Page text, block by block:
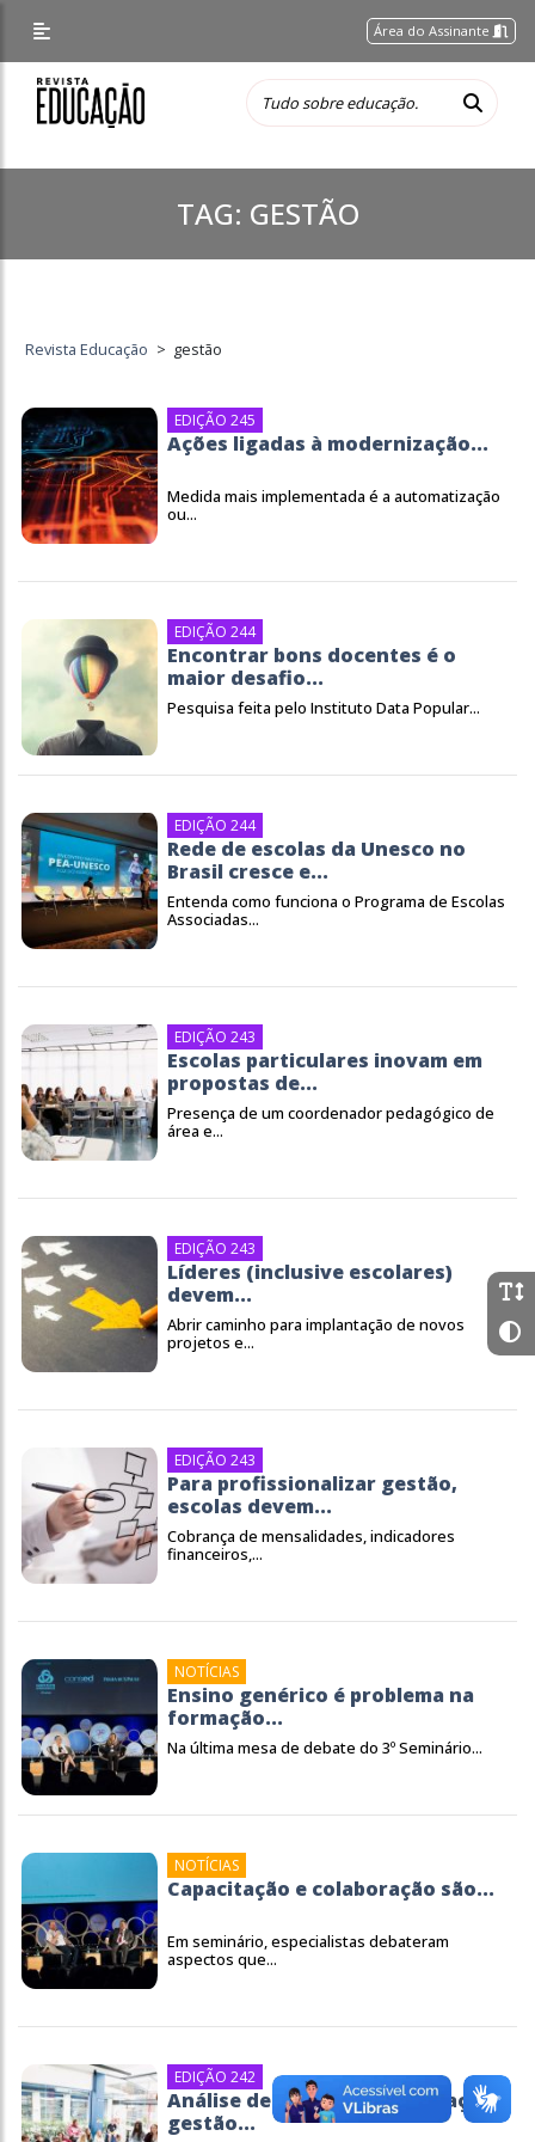
Área do Assinante
TAG: GESTÃO
Revista Educação > gestão
EDIÇÃO 245
Ações ligadas à modernização...
Medida mais implementada é a automatização
ou...
EDIÇÃO 244
Encontrar bons docentes é o
maior desafio...
Pesquisa feita pelo Instituto Data Popular...
EDIÇÃO 244
Rede de escolas da Unesco no
Brasil cresce e...
Entenda como funciona o Programa de Escolas
Associadas...
EDIÇÃO 243
Escolas particulares inovam em
propostas de...
Presença de um coordenador pedagógico de
área e...
EDIÇÃO 243
Líderes (inclusive escolares)
devem...
Abrir caminho para implantação de novos
projetos e...
EDIÇÃO 243
Para profissionalizar gestão,
escolas devem...
Cobrança de mensalidades, indicadores
financeiros,...
NOTÍCIAS
Ensino genérico é problema na
formação...
Na última mesa de debate do 3º Seminário...
NOTÍCIAS
Capacitação e colaboração são...
Em seminário, especialistas debateram
aspectos que...
EDIÇÃO 242
Análise de dados ganha espaço na
gestão...